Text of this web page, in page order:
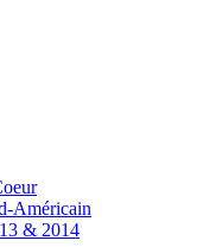
Américain
& 2014